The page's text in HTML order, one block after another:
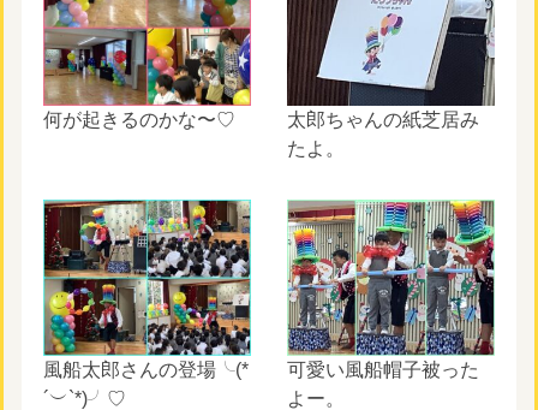
何が起きるのかな〜♡
太郎ちゃんの紙芝居み
たよ。
風船太郎さんの登場╰(*
´︶`*)╯♡
可愛い風船帽子被った
よー。